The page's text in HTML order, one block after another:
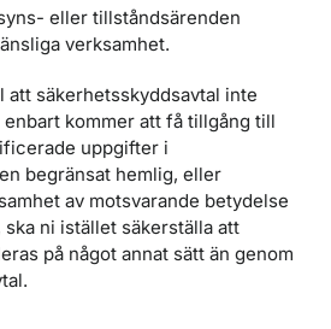
eller tillståndsärenden
verksamhet.
att säkerhetsskyddsavtal inte
kommer att få tillgång till
uppgifter i
begränsat hemlig, eller
av motsvarande betydelse
ni istället säkerställa att
på något annat sätt än genom